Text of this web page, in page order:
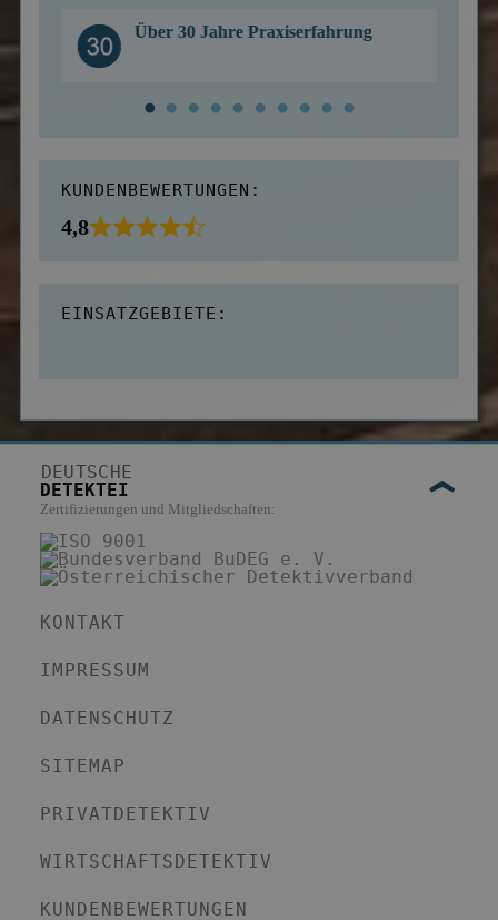
Über 30 Jahre Praxiserfahrung
KUNDENBEWERTUNGEN:
4,8
EINSATZGEBIETE:
DEUTSCHE
DETEKTEI
Zertifizierungen und Mitgliedschaften:
KONTAKT
IMPRESSUM
DATENSCHUTZ
SITEMAP
PRIVATDETEKTIV
WIRTSCHAFTSDETEKTIV
KUNDENBEWERTUNGEN